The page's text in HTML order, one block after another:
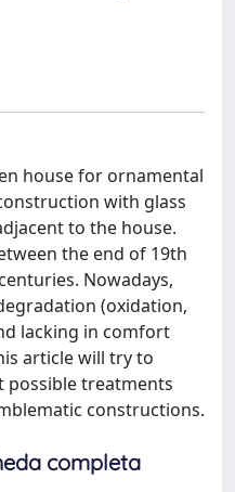
house for ornamental
with glass
to the house.
the end of 19th
Nowadays,
(oxidation,
lacking in comfort
article will try to
possible treatments
constructions.
completa